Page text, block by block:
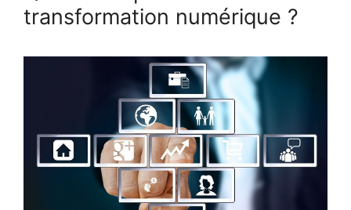
transformation numérique ?